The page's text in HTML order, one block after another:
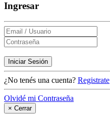
Ingresar
Iniciar Sesión
¿No tenés una cuenta? Registrate
Olvidé mi Contraseña
× Cerrar